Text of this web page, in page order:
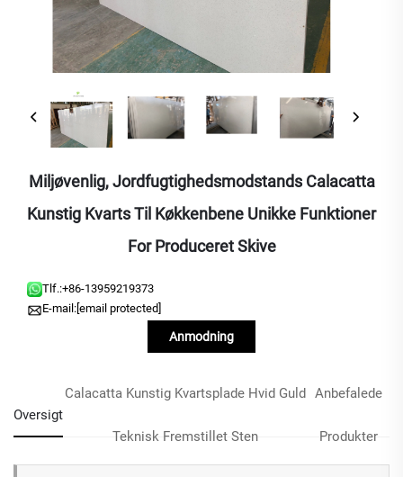
Miljøvenlig, Jordfugtighedsmodstands Calacatta
Kunstig Kvarts Til Køkkenbene Unikke Funktioner
For Produceret Skive
Tlf.:+86-13959219373
E-mail: [email protected]
Anmodning
Oversigt
Calacatta Kunstig Kvartsplade Hvid Guld
Teknisk Fremstillet Sten
Anbefalede
Produkter